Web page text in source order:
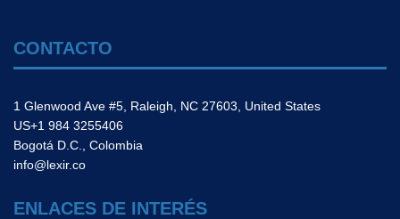
CONTACTO
1 Glenwood Ave #5, Raleigh, NC 27603, United States
US+1 984 3255406
Bogotá D.C., Colombia
info@lexir.co
ENLACES DE INTERÉS